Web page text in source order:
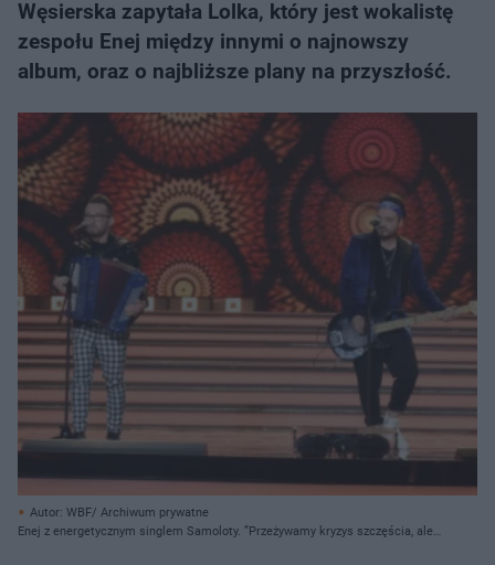
Węsierska zapytała Lolka, który jest wokalistę
zespołu Enej między innymi o najnowszy
album, oraz o najbliższe plany na przyszłość.
Autor: WBF/ Archiwum prywatne
Enej z energetycznym singlem Samoloty. ”Przeżywamy kryzys szczęścia, ale